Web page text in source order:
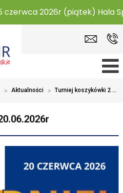
czerwca 2026r (piątek) Hala
> Aktualności > Turniej koszykówki 2 ...